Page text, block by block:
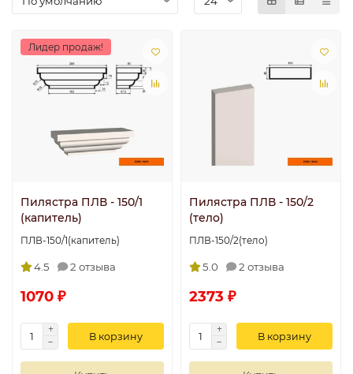
Лидер продаж!
Пилястра ПЛВ - 150/1
(капитель)
ПЛВ-150/1(капитель)
4.5 2 отзыва
1070 ₽
В корзину
Пилястра ПЛВ - 150/2
(тело)
ПЛВ-150/2(тело)
5.0 2 отзыва
2373 ₽
В корзину